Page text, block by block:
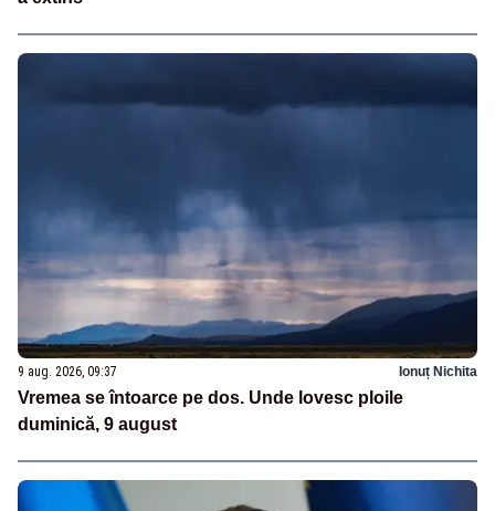
9 aug. 2026, 09:37 Ionuț Nichita
Vremea se întoarce pe dos. Unde lovesc ploile
duminică, 9 august